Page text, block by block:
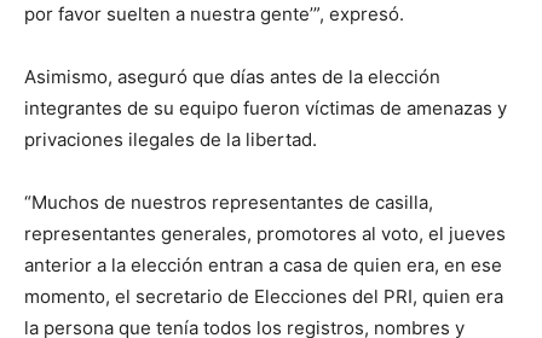
por favor suelten a nuestra gente’”, expresó.
Asimismo, aseguró que días antes de la elección
integrantes de su equipo fueron víctimas de amenazas y
privaciones ilegales de la libertad.
“Muchos de nuestros representantes de casilla,
representantes generales, promotores al voto, el jueves
anterior a la elección entran a casa de quien era, en ese
momento, el secretario de Elecciones del PRI, quien era
la persona que tenía todos los registros, nombres y